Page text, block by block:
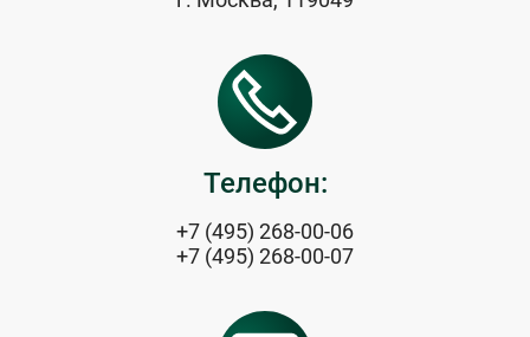
Телефон:
+7 (495) 268-00-06
+7 (495) 268-00-07